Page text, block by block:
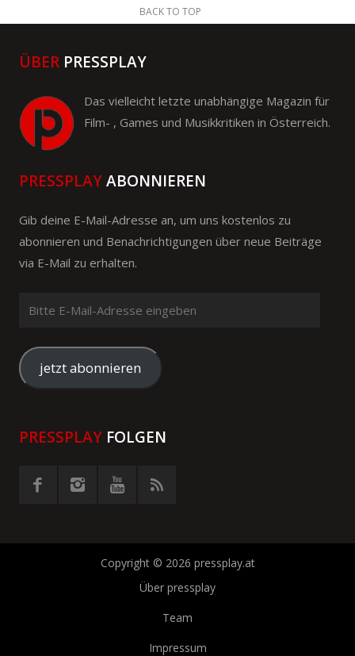
BACK TO TOP
ÜBER PRESSPLAY
Das vielleicht letzte unabhängige Magazin für
Film- , Games und Musikkritiken in Österreich.
PRESSPLAYABONNIEREN
Gib deine E-Mail-Adresse an, um uns kostenlos zu
abonnieren und Benachrichtigungen über neue Beiträge
via E-Mail zu erhalten.
Mail-
Adresse
eingeben
jetzt abonnieren
PRESSPLAY FOLGEN
Copyright © 2026 pressplay.at
Über pressplay
Team
Impressum